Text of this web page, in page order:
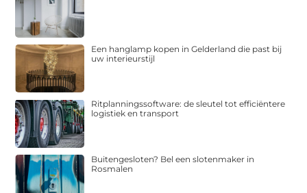
Een hanglamp kopen in Gelderland die past bij
uw interieurstijl
Ritplanningssoftware: de sleutel tot efficiëntere
logistiek en transport
Buitengesloten? Bel een slotenmaker in
Rosmalen